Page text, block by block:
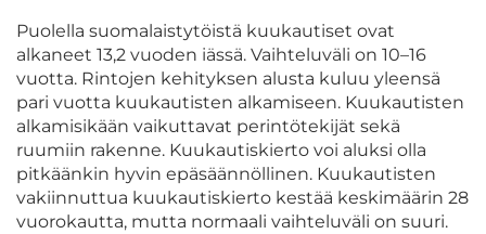
Puolella suomalaistytöistä kuukautiset ovat
alkaneet 13,2 vuoden iässä. Vaihteluväli on 10–16
vuotta. Rintojen kehityksen alusta kuluu yleensä
pari vuotta kuukautisten alkamiseen. Kuukautisten
alkamisikään vaikuttavat perintötekijät sekä
ruumiin rakenne. Kuukautiskierto voi aluksi olla
pitkäänkin hyvin epäsäännöllinen. Kuukautisten
vakiinnuttua kuukautiskierto kestää keskimäärin 28
vuorokautta, mutta normaali vaihteluväli on suuri.